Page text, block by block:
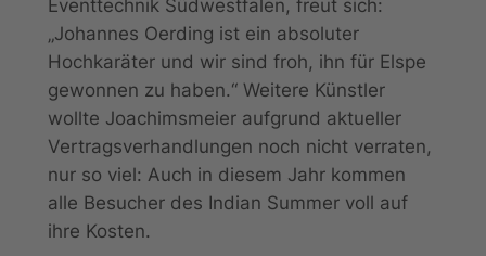
Eventtechnik Südwestfalen, freut sich:
„Johannes Oerding ist ein absoluter
Hochkaräter und wir sind froh, ihn für Elspe
gewonnen zu haben.“ Weitere Künstler
wollte Joachimsmeier aufgrund aktueller
Vertragsverhandlungen noch nicht verraten,
nur so viel: Auch in diesem Jahr kommen
alle Besucher des Indian Summer voll auf
ihre Kosten.